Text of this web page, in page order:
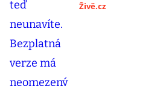
Živě.cz